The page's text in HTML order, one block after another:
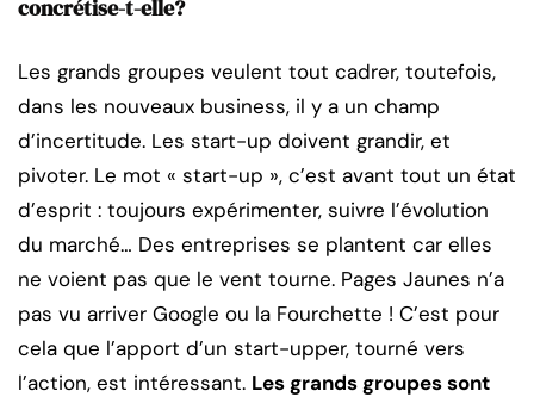
concrétise-t-elle?
Les grands groupes veulent tout cadrer, toutefois,
dans les nouveaux business, il y a un champ
d’incertitude. Les start-up doivent grandir, et
pivoter. Le mot « start-up », c’est avant tout un état
d’esprit : toujours expérimenter, suivre l’évolution
du marché… Des entreprises se plantent car elles
ne voient pas que le vent tourne. Pages Jaunes n’a
pas vu arriver Google ou la Fourchette ! C’est pour
cela que l’apport d’un start-upper, tourné vers
l’action, est intéressant. Les grands groupes sont